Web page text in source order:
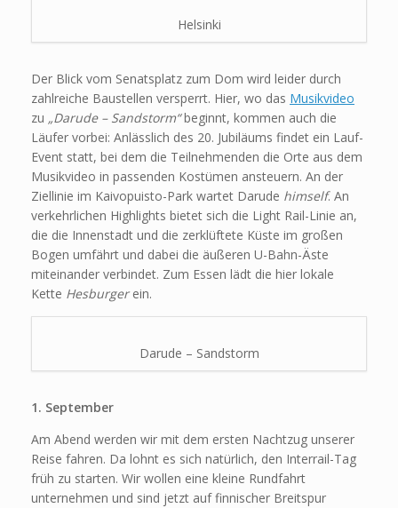
Helsinki
Der Blick vom Senatsplatz zum Dom wird leider durch
zahlreiche Baustellen versperrt. Hier, wo das Musikvideo
zu „Darude – Sandstorm“beginnt, kommen auch die
Läufer vorbei: Anlässlich des 20. Jubiläums findet ein Lauf-
Event statt, bei dem die Teilnehmenden die Orte aus dem
Musikvideo in passenden Kostümen ansteuern. An der
Ziellinie im Kaivopuisto-Park wartet Darude himself. An
verkehrlichen Highlights bietet sich die Light Rail-Linie an,
die die Innenstadt und die zerklüftete Küste im großen
Bogen umfährt und dabei die äußeren U-Bahn-Äste
miteinander verbindet. Zum Essen lädt die hier lokale
Kette Hesburgerein.
Darude – Sandstorm
1. September
Am Abend werden wir mit dem ersten Nachtzug unserer
Reise fahren. Da lohnt es sich natürlich, den Interrail-Tag
früh zu starten. Wir wollen eine kleine Rundfahrt
unternehmen und sind jetzt auf finnischer Breitspur